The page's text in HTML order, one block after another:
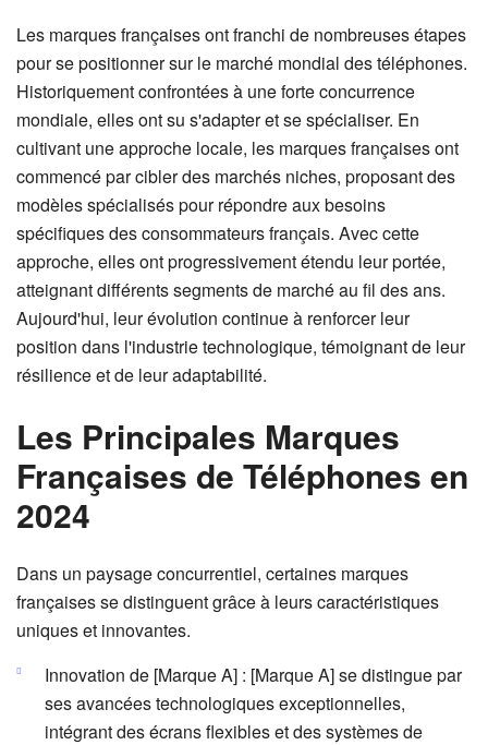
Les marques françaises ont franchi de nombreuses étapes
pour se positionner sur le marché mondial des téléphones.
Historiquement confrontées à une forte concurrence
mondiale, elles ont su s'adapter et se spécialiser. En
cultivant une approche locale, les marques françaises ont
commencé par cibler des marchés niches, proposant des
modèles spécialisés pour répondre aux besoins
spécifiques des consommateurs français. Avec cette
approche, elles ont progressivement étendu leur portée,
atteignant différents segments de marché au fil des ans.
Aujourd'hui, leur évolution continue à renforcer leur
position dans l'industrie technologique, témoignant de leur
résilience et de leur adaptabilité.
Les Principales Marques
Françaises de Téléphones en
2024
Dans un paysage concurrentiel, certaines marques
françaises se distinguent grâce à leurs caractéristiques
uniques et innovantes.
Innovation de [Marque A] : [Marque A] se distingue par
ses avancées technologiques exceptionnelles,
intégrant des écrans flexibles et des systèmes de